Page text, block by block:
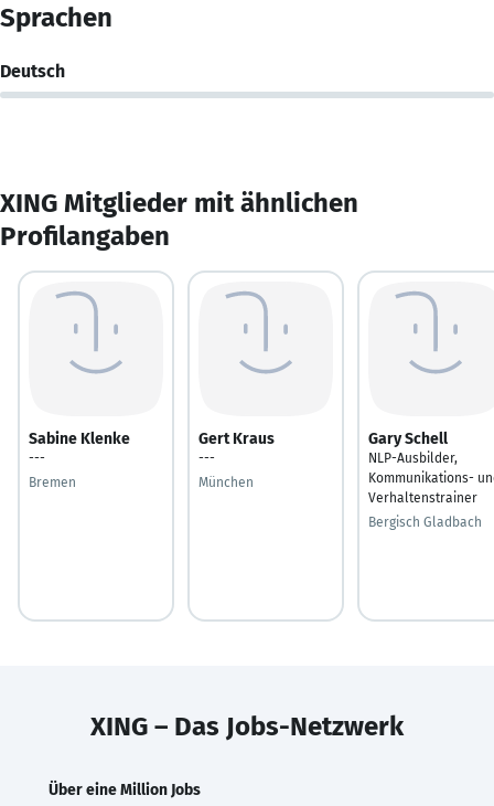
Sprachen
Deutsch
XING Mitglieder mit ähnlichen
Profilangaben
Sabine Klenke
---
Bremen
Gert Kraus
---
München
Gary Schell
NLP-Ausbilder,
Kommunikations-
Verhaltenstrainer
Bergisch Gladbach
XING – Das Jobs-Netzwerk
Über eine Million Jobs